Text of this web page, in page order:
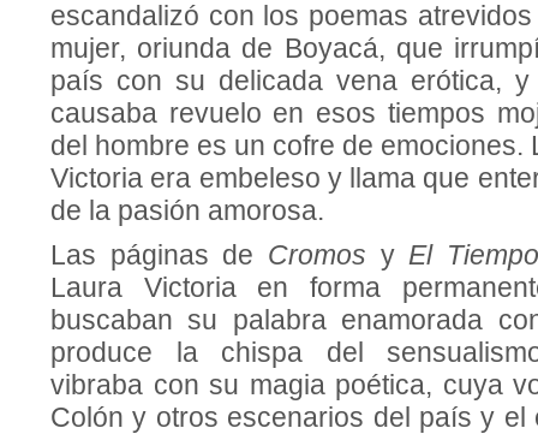
escandalizó con los poemas
mujer, oriunda de Boyacá, que
país con su delicada vena erótica,
causaba revuelo en esos tiempos
del hombre es un cofre de emociones.
Victoria era embeleso y llama que
de la pasión amorosa.
Las páginas de Cromos yEl
Laura Victoria en forma
buscaban su palabra enamorada
produce la chispa del
vibraba con su magia poética, cuya
Colón y otros escenarios del país y el